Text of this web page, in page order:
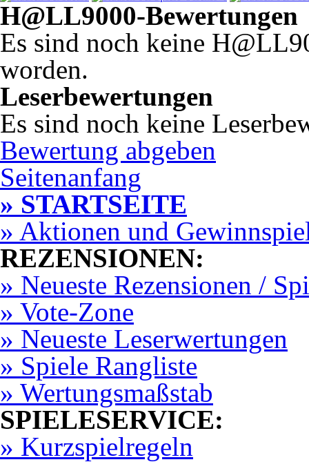
H@LL9000-Bewertungen
Es sind noch keine
worden.
Leserbewertungen
Es sind noch keine
Bewertung abgeben
Seitenanfang
» STARTSEITE
» Aktionen und
REZENSIONEN:
» Neueste Rezensionen /
» Vote-Zone
» Neueste Leserwertungen
» Spiele Rangliste
» Wertungsmaßstab
SPIELESERVICE:
» Kurzspielregeln